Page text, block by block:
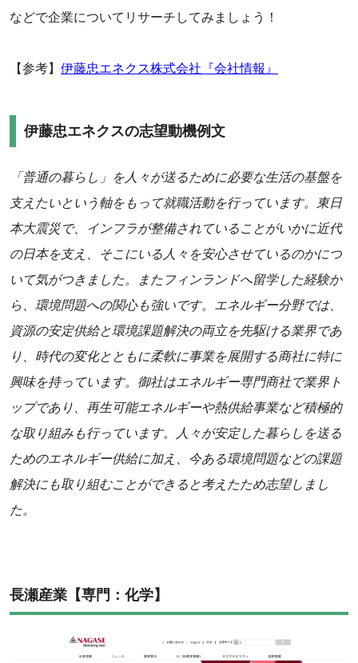
などで企業についてリサーチしてみましょう！
【参考】 伊藤忠エネクス株式会社『会社情報』
伊藤忠エネクスの志望動機例文
「普通の暮らし」を人々が送るために必要な生活の基盤を
支えたいという軸をもって就職活動を行っています。東日
本大震災で、インフラが整備されていることがいかに近代
の日本を支え、そこにいる人々を安心させているのかにつ
いて気がつきました。またフィンランドへ留学した経験か
ら、環境問題への関心も強いです。エネルギー分野では、
資源の安定供給と環境課題解決の両立を先駆ける業界であ
り、時代の変化とともに柔軟に事業を展開する商社に特に
興味を持っています。御社はエネルギー専門商社で業界ト
ップであり、再生可能エネルギーや熱供給事業など積極的
な取り組みも行っています。人々が安定した暮らしを送る
ためのエネルギー供給に加え、今ある環境問題などの課題
解決にも取り組むことができると考えたため志望しまし
た。
長瀬産業【専門：化学】